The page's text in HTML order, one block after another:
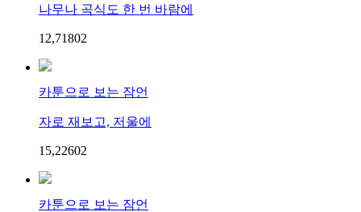
나무나 곡식도 한 번 바람에
12,71802
카툰으로 보는 잠언
자로 재보고, 저울에
15,22602
카툰으로 보는 잠언